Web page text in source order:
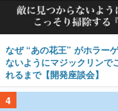
なぜ “あの花王” がホラー
ないようにマジックリンで
れるまで【開発座談会】
4